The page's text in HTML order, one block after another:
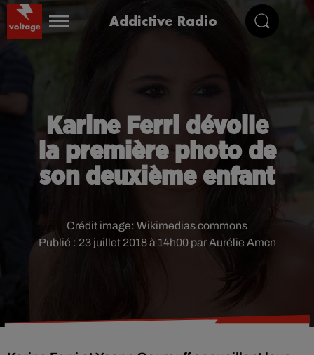
Addictive Radio
Karine Ferri dévoile
la première photo de
son deuxième enfant
Publié : 23 juillet 2018 à 14h00 par Aurélie Amcn
Crédit image: Wikimedias commons